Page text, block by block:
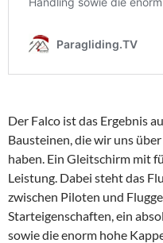
Der Falco ist das Ergebnis
Bausteinen, die wir uns
haben. Ein Gleitschirm mit
Leistung. Dabei steht das
zwischen Piloten und
Starteigenschaften, ein
sowie die enorm hohe